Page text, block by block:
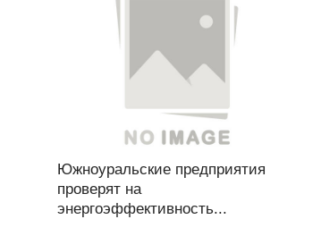
Южноуральские предприятия
проверят на
энергоэффективность...